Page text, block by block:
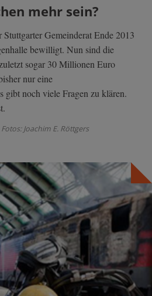
mehr sein?
Gemeinderat Ende 2013
bewilligt. Nun sind die
sogar 30 Millionen Euro
nur eine
gibt noch viele Fragen zu klären.
Joachim E. Röttgers